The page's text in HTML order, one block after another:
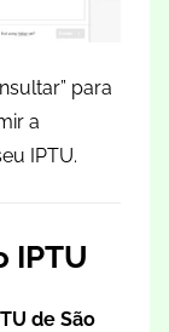
para
a
IPTU.
IPTU
de São